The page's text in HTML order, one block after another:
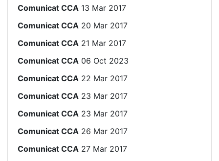
Comunicat CCA 13 Mar 2017
Comunicat CCA 20 Mar 2017
Comunicat CCA 21 Mar 2017
Comunicat CCA 06 Oct 2023
Comunicat CCA 22 Mar 2017
Comunicat CCA 23 Mar 2017
Comunicat CCA 23 Mar 2017
Comunicat CCA 26 Mar 2017
Comunicat CCA 27 Mar 2017